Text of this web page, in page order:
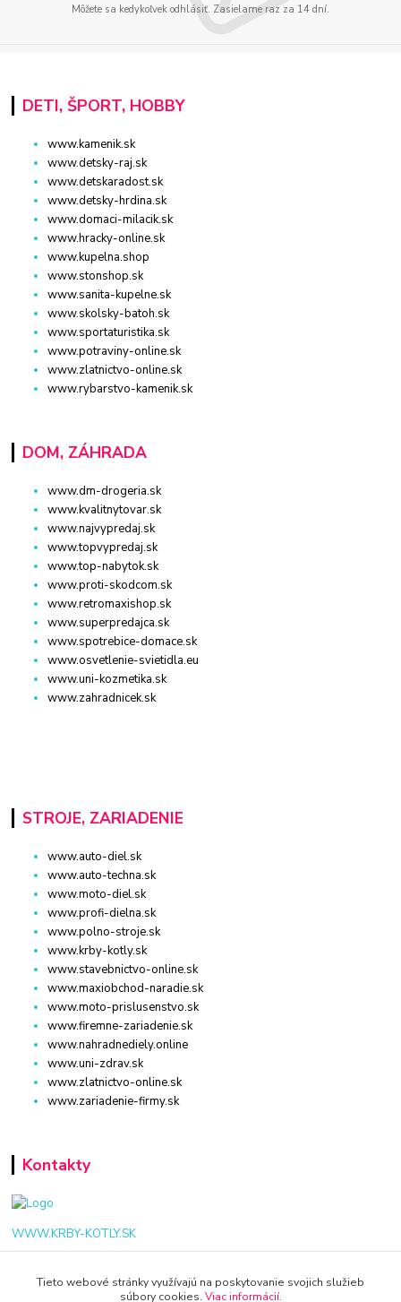
Môžete sa kedykoľvek odhlásiť. Zasielame raz za 14 dní.
DETI, ŠPORT, HOBBY
www.kamenik.sk
www.detsky-raj.sk
www.detskaradost.sk
www.detsky-hrdina.sk
www.domaci-milacik.sk
www.hracky-online.sk
www.kupelna.shop
www.stonshop.sk
www.sanita-kupelne.sk
www.skolsky-batoh.sk
www.sportaturistika.sk
www.potraviny-online.sk
www.zlatnictvo-online.sk
www.rybarstvo-kamenik.sk
DOM, ZÁHRADA
www.dm-drogeria.sk
www.kvalitnytovar.sk
www.najvypredaj.sk
www.topvypredaj.sk
www.top-nabytok.sk
www.proti-skodcom.sk
www.retromaxishop.sk
www.superpredajca.sk
www.spotrebice-domace.sk
www.osvetlenie-svietidla.eu
www.uni-kozmetika.sk
www.zahradnicek.sk
STROJE, ZARIADENIE
www.auto-diel.sk
www.auto-techna.sk
www.moto-diel.sk
www.profi-dielna.sk
www.polno-stroje.sk
www.krby-kotly.sk
www.stavebnictvo-online.sk
www.maxiobchod-naradie.sk
www.moto-prislusenstvo.sk
www.firemne-zariadenie.sk
www.nahradnediely.online
www.uni-zdrav.sk
www.zlatnictvo-online.sk
www.zariadenie-firmy.sk
Kontakty
WWW.KRBY-KOTLY.SK
Tieto webové stránky využívajú na poskytovanie svojich služieb
súbory cookies. Viac informácií.